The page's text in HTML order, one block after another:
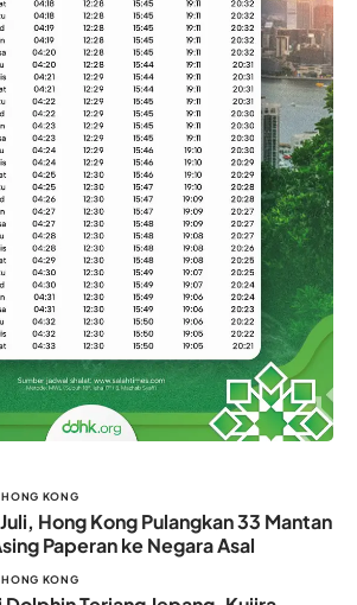
HONG KONG
Hong Kong Pulangkan 33 Mantan
Paperan ke Negara Asal
HONG KONG